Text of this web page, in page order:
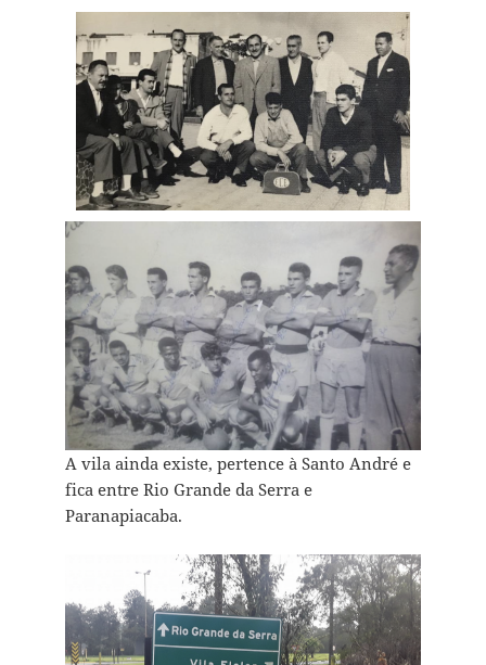
A vila ainda existe, pertence à Santo André e
fica entre Rio Grande da Serra e
Paranapiacaba.